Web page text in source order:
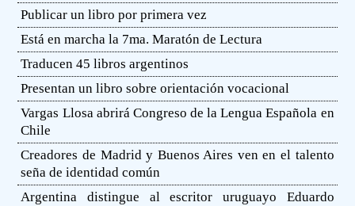
Publicar un libro por primera vez
Está en marcha la 7ma. Maratón de Lectura
Traducen 45 libros argentinos
Presentan un libro sobre orientación vocacional
Vargas Llosa abrirá Congreso de la Lengua Española en
Chile
Creadores de Madrid y Buenos Aires ven en el talento
seña de identidad común
Argentina distingue al escritor uruguayo Eduardo